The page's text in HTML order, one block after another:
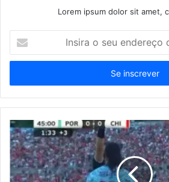
Lorem ipsum dolor sit amet,
seu
de
email